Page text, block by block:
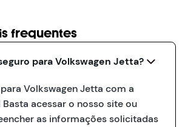
frequentes
para Volkswagen Jetta?
Volkswagen Jetta com a
acessar o nosso site ou
as informações solicitadas